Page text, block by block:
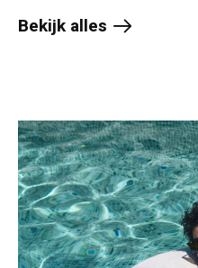
Bekijk alles
products